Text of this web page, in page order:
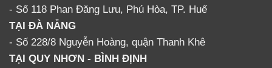
Để đặt mua Máy hút sữa và phụ kiện Rozabi
Liên hệ đến SĐT: 0903 57 53 56
- Số 118 Phan Đăng Lưu, Phú Hòa, TP. Huế
TẠI ĐÀ NẴNG
- Số 228/8 Nguyễn Hoàng, quận Thanh Khê
TẠI QUY NHƠN - BÌNH ĐỊNH